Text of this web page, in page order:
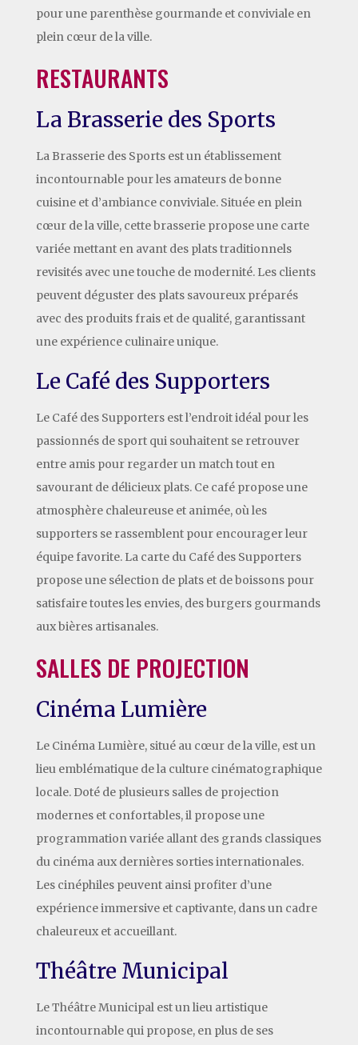
pour une parenthèse gourmande et conviviale en
plein cœur de la ville.
RESTAURANTS
La Brasserie des Sports
La Brasserie des Sports est un établissement
incontournable pour les amateurs de bonne
cuisine et d’ambiance conviviale. Située en plein
cœur de la ville, cette brasserie propose une carte
variée mettant en avant des plats traditionnels
revisités avec une touche de modernité. Les clients
peuvent déguster des plats savoureux préparés
avec des produits frais et de qualité, garantissant
une expérience culinaire unique.
Le Café des Supporters
Le Café des Supporters est l’endroit idéal pour les
passionnés de sport qui souhaitent se retrouver
entre amis pour regarder un match tout en
savourant de délicieux plats. Ce café propose une
atmosphère chaleureuse et animée, où les
supporters se rassemblent pour encourager leur
équipe favorite. La carte du Café des Supporters
propose une sélection de plats et de boissons pour
satisfaire toutes les envies, des burgers gourmands
aux bières artisanales.
SALLES DE PROJECTION
Cinéma Lumière
Le Cinéma Lumière, situé au cœur de la ville, est un
lieu emblématique de la culture cinématographique
locale. Doté de plusieurs salles de projection
modernes et confortables, il propose une
programmation variée allant des grands classiques
du cinéma aux dernières sorties internationales.
Les cinéphiles peuvent ainsi profiter d’une
expérience immersive et captivante, dans un cadre
chaleureux et accueillant.
Théâtre Municipal
Le Théâtre Municipal est un lieu artistique
incontournable qui propose, en plus de ses